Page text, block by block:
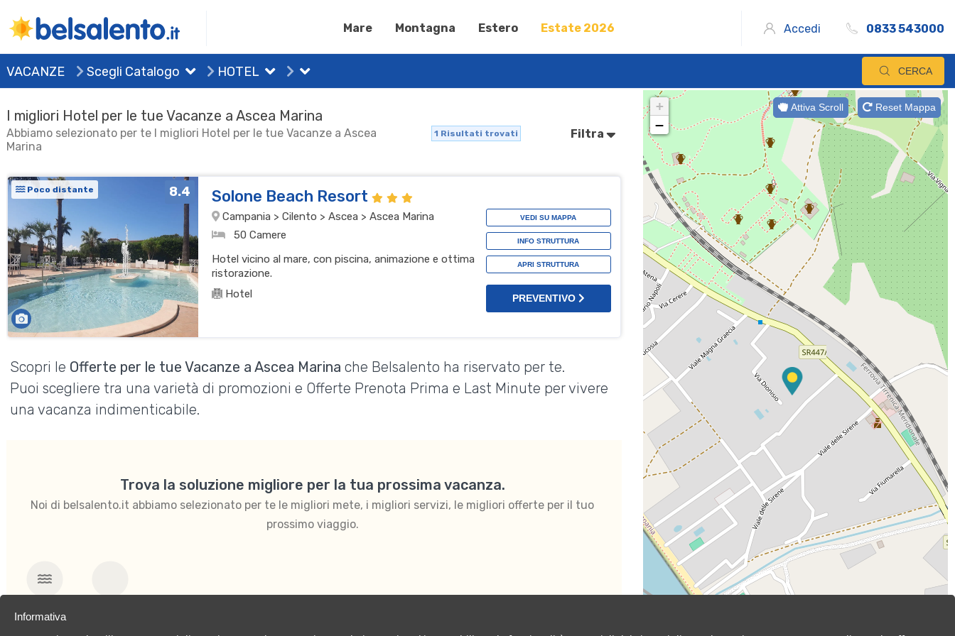
Mare Montagna Estero Estate 2026 Accedi 0833 543000
VACANZE Scegli Catalogo HOTEL CERCA
I migliori Hotel per le tue Vacanze a Ascea Marina
Abbiamo selezionato per te I migliori Hotel per le tue Vacanze a Ascea
Marina
1 Risultati trovati Filtra
Poco distante 8.4 Solone Beach Resort
Campania > Cilento > Ascea > Ascea Marina
50 Camere
Hotel vicino al mare, con piscina, animazione e ottima
ristorazione.
Hotel
VEDI SU MAPPA
INFO STRUTTURA
APRI STRUTTURA
PREVENTIVO
Scopri le Offerte per le tue Vacanze a Ascea Marina che Belsalento ha riservato per te.
Puoi scegliere tra una varietà di promozioni e Offerte Prenota Prima e Last Minute per vivere
una vacanza indimenticabile.
Trova la soluzione migliore per la tua prossima vacanza.
Noi di belsalento.it abbiamo selezionato per te le migliori mete, i migliori servizi, le migliori offerte per il tuo
prossimo viaggio.
Mare
Attiva Scroll Reset Mappa
+
−
Informativa